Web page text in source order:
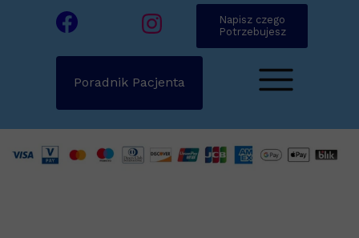
Poradnik Pacjenta
Napisz czego
Potrzebujesz